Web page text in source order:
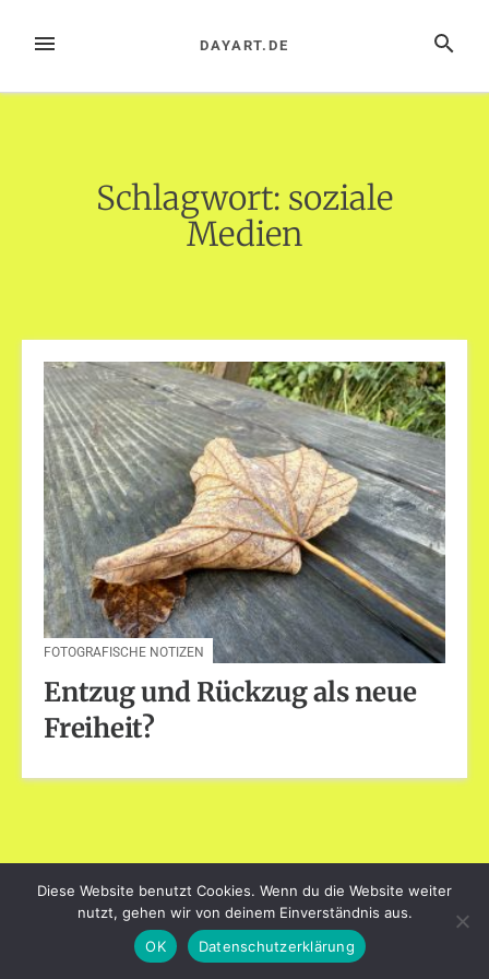
InhaltMENÜ SUCHE
DAYART.DE
Schlagwort: soziale
Medien
FOTOGRAFISCHE NOTIZEN
Entzug und Rückzug als neue
Freiheit?
dayart.de
Stolz präsentiert von WordPress|Theme: Loose von
BlogOnYourOwn.com.
Diese Website benutzt Cookies. Wenn du die Website weiter
nutzt, gehen wir von deinem Einverständnis aus.
OK
Datenschutzerklärung